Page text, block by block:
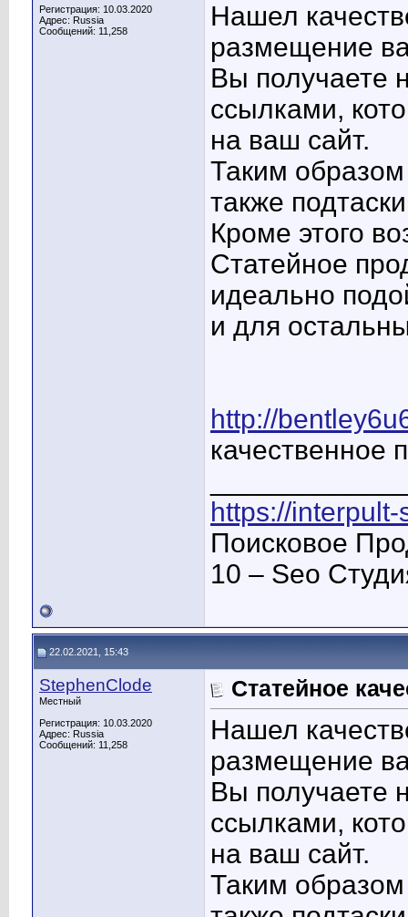
Регистрация: 10.03.2020
Адрес: Russia
Сообщений: 11,258
Нашел
размещение
Вы получаете
ссылками,
на ваш сайт.
Таким
также
Кроме этого
Статейное
идеально
и для
http://
качественное
https://
Поисковое
10 – Seo
22.02.2021, 15:43
StephenClode
Местный
Регистрация: 10.03.2020
Адрес: Russia
Сообщений: 11,258
Статейное
Нашел
размещение
Вы получаете
ссылками,
на ваш сайт.
Таким